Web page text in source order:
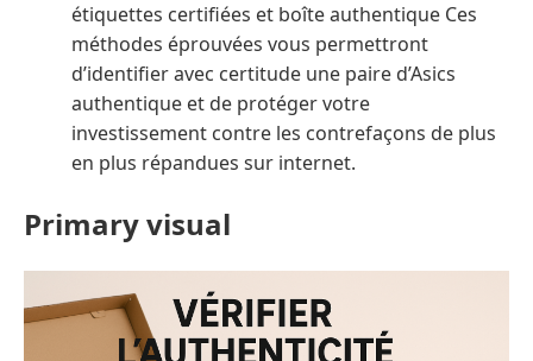
étiquettes certifiées et boîte authentique Ces
méthodes éprouvées vous permettront
d’identifier avec certitude une paire d’Asics
authentique et de protéger votre
investissement contre les contrefaçons de plus
en plus répandues sur internet.
Primary visual